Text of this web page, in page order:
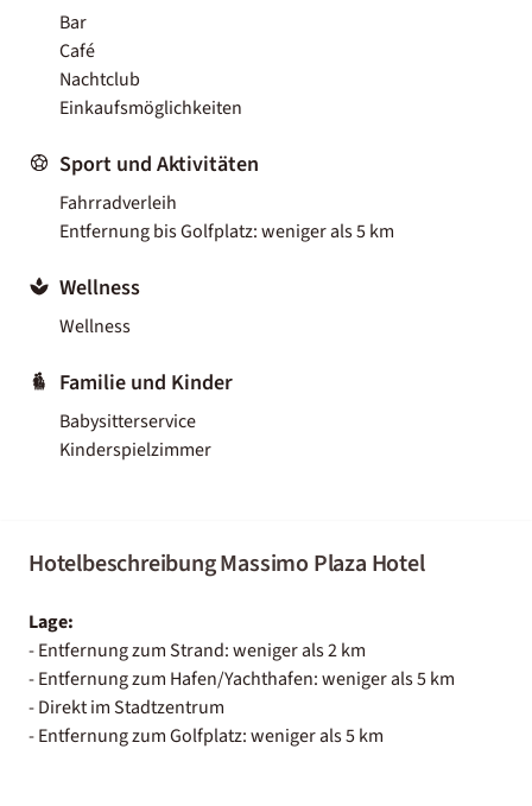
Bar
Café
Nachtclub
Einkaufsmöglichkeiten
Sport und Aktivitäten
Fahrradverleih
Entfernung bis Golfplatz: weniger als 5 km
Wellness
Wellness
Familie und Kinder
Babysitterservice
Kinderspielzimmer
Hotelbeschreibung Massimo Plaza Hotel
Lage:
- Entfernung zum Strand: weniger als 2 km
- Entfernung zum Hafen/Yachthafen: weniger als 5 km
- Direkt im Stadtzentrum
- Entfernung zum Golfplatz: weniger als 5 km